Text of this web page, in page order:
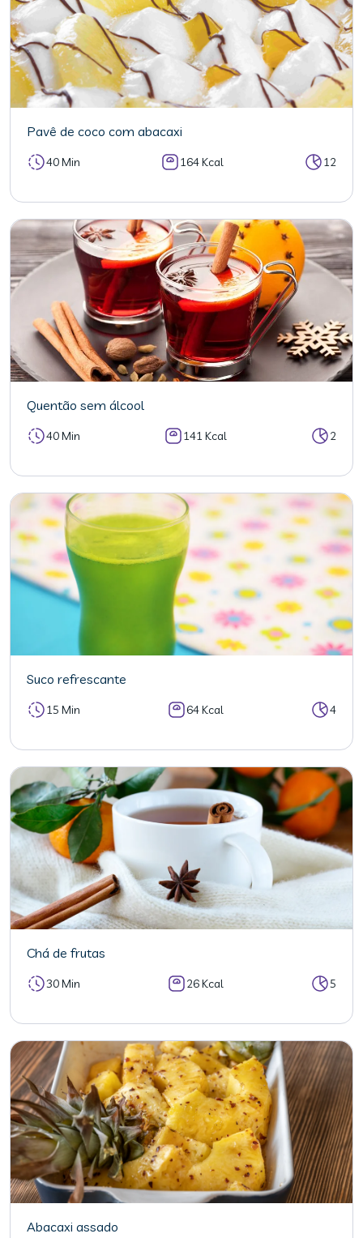
Pavê de coco com abacaxi
40 Min 164 Kcal 12
Quentão sem álcool
40 Min 141 Kcal 2
Suco refrescante
15 Min 64 Kcal 4
Chá de frutas
30 Min 26 Kcal 5
Abacaxi assado